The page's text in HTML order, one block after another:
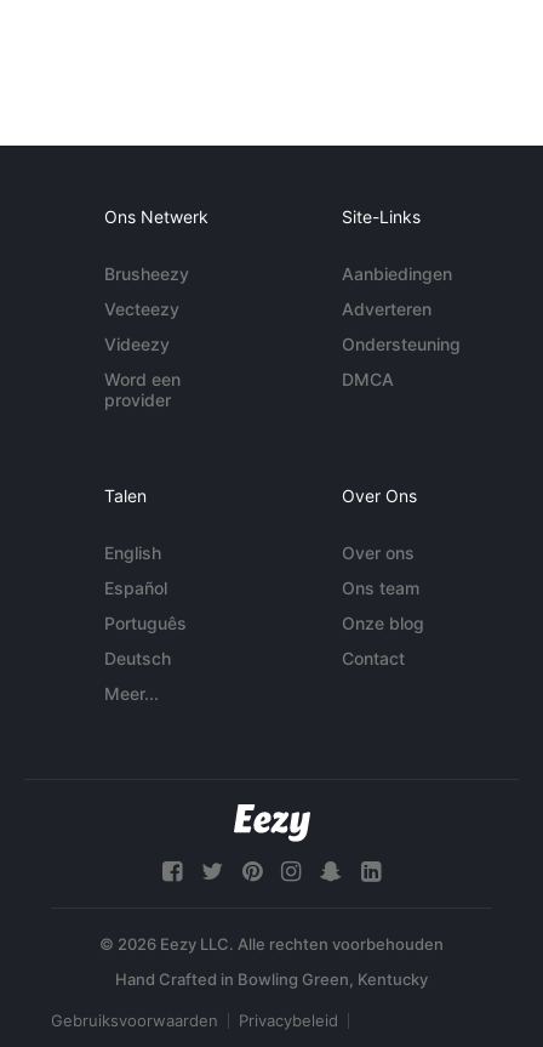
Ons Netwerk
Brusheezy
Vecteezy
Videezy
Word een
provider
Site-Links
Aanbiedingen
Adverteren
Ondersteuning
DMCA
Talen
English
Español
Português
Deutsch
Meer...
Over Ons
Over ons
Ons team
Onze blog
Contact
© 2026 Eezy LLC. Alle rechten voorbehouden
Gebruiksvoorwaarden Privacybeleid